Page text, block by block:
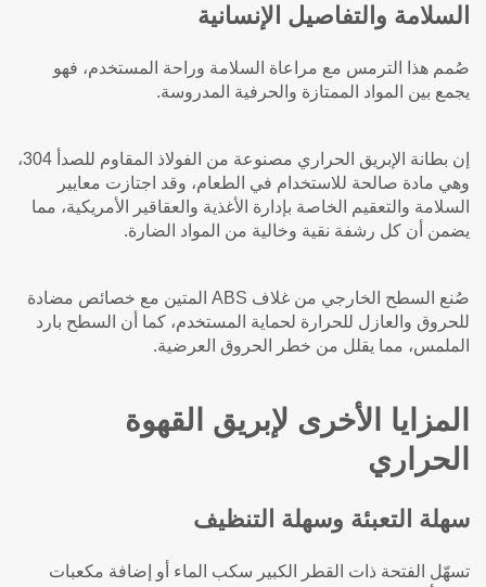
السلامة والتفاصيل الإنسانية
صُمم هذا الترمس مع مراعاة السلامة وراحة المستخدم، فهو
يجمع بين المواد الممتازة والحرفية المدروسة.
إن بطانة الإبريق الحراري مصنوعة من الفولاذ المقاوم للصدأ 304،
وهي مادة صالحة للاستخدام في الطعام، وقد اجتازت معايير
السلامة والتعقيم الخاصة بإدارة الأغذية والعقاقير الأمريكية، مما
يضمن أن كل رشفة نقية وخالية من المواد الضارة.
صُنع السطح الخارجي من غلاف ABS المتين مع خصائص مضادة
للحروق والعازل للحرارة لحماية المستخدم، كما أن السطح بارد
الملمس، مما يقلل من خطر الحروق العرضية.
المزايا الأخرى لإبريق القهوة
الحراري
سهلة التعبئة وسهلة التنظيف
تسهّل الفتحة ذات القطر الكبير سكب الماء أو إضافة مكعبات